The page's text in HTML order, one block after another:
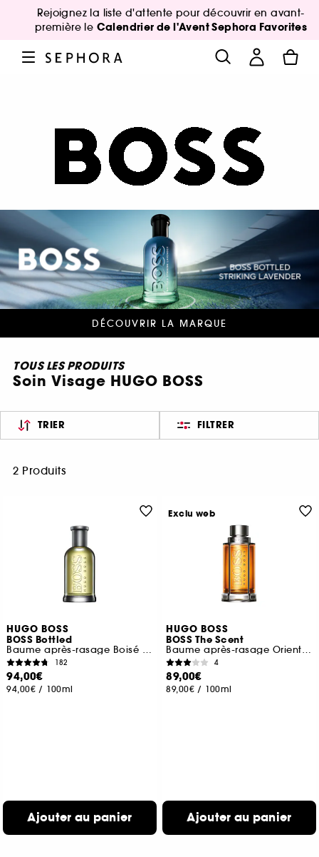
Rejoignez la liste d'attente pour découvrir en avant-
première le Calendrier de l'Avent Sephora Favorites
DÉCOUVRIR LA MARQUE
TOUS LES PRODUITS
Soin Visage HUGO BOSS
TRIER FILTRER
2 Produits
HUGO BOSS
BOSS Bottled
Baume après-rasage Boisé et Oriental
182
94,00€
94,00€ / 100ml
Ajouter au panier
HUGO BOSS
BOSS The Scent
Baume après-rasage Oriental et Boisé
4
89,00€
89,00€ / 100ml
Ajouter au panier
Exclu web